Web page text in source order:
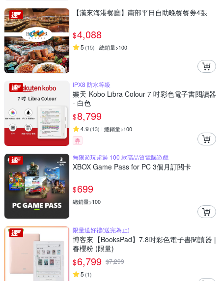
【漢來海港餐廳】南部平日自助晚餐餐券4張
$4,088
5 (15) 總銷量>100
IPX8 防水等級
樂天 Kobo Libra Colour 7 吋彩色電子書閱讀器
- 白色
$8,799
4.9 (13) 總銷量>100
券
無限遊玩超過 100 款高品質電腦遊戲
XBOX Game Pass for PC 3個月訂閱卡
$699
總銷量>100
限量送好禮(送完為止)
博客來【BooksPad】7.8吋彩色電子書閱讀器 |
春櫻粉 (限量)
$6,799 $7,299
5 (1)